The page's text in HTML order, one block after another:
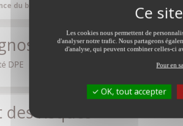
du bien:
DPE
des risques
Les cookies nous permettent de
d'analyser notre trafic. Nous partageons
d'analyse, qui peuvent combiner celles-ci
Pour en
OK, tout accepter